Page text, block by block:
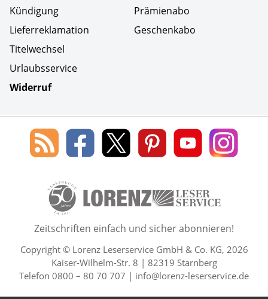
Kündigung
Lieferreklamation
Titelwechsel
Urlaubsservice
Widerruf
Prämienabo
Geschenkabo
Social Media
Blog
des
Leserservice
Lorenz
Leserservice
Lorenz
Leserservice
Lorenz
Leserservice
Lorenz
Leserservice
Lorenz
50 Lesefreude im Abo Jahre
Zeitschriften einfach und sicher abonnieren!
Copyright © Lorenz Leserservice GmbH & Co. KG, 2026
Kaiser-Wilhelm-Str. 8 | 82319 Starnberg
Telefon 0800 – 80 70 707 | info@lorenz-leserservice.de